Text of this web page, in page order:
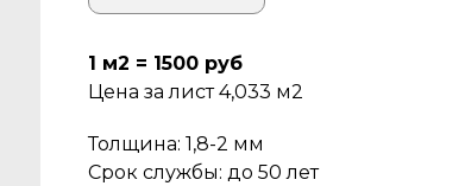
1 м2 = 1500 руб
Цена за лист 4,033 м2
Толщина: 1,8-2 мм
Срок службы: до 50 лет